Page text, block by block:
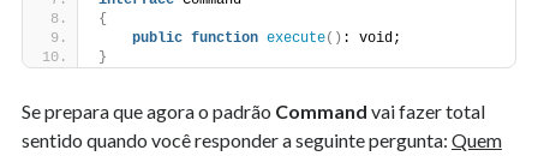
{
public function execute() : void;
}
Se prepara que agora o padrão Command vai fazer total
sentido quando você responder a seguinte pergunta: Quem